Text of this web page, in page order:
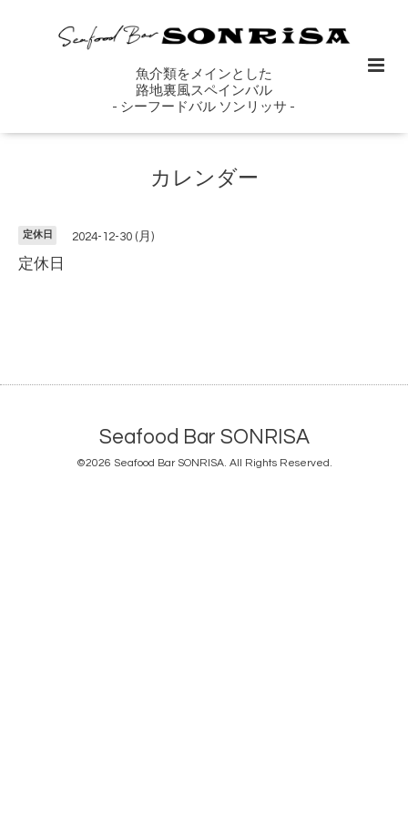
魚介類をメインとした
路地裏風スペインバル
- シーフードバル ソンリッサ -
カレンダー
定休日 2024-12-30 (月)
定休日
Seafood Bar SONRISA
©2026 Seafood Bar SONRISA. All Rights Reserved.